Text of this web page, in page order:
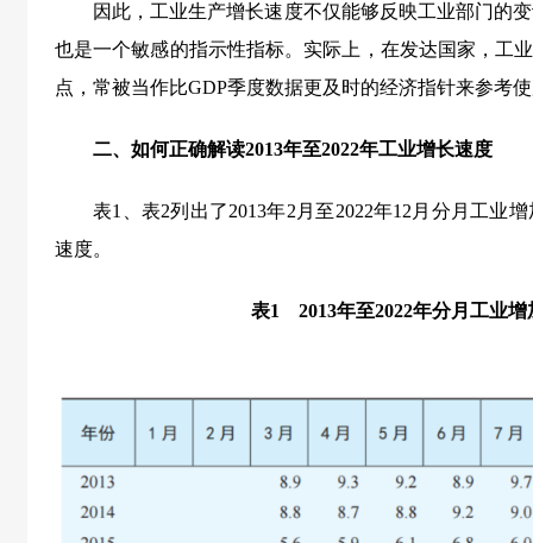
因此，工业生产增长速度不仅能够反映工业部门的
也是一个敏感的指示性指标。实际上，在发达国家，工
点，常被当作比GDP季度数据更及时的经济指针来参考
二、 如何正确解读2013年至2022年工业增长速度
表1、表2列出了2013年2月至2022年12月分月工业
速度。
表1 2013年至2022年分月工业增